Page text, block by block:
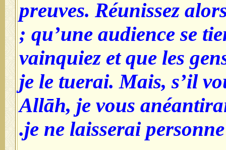
preuves. Réunissez
; qu’une audience se
vainquiez et que les
je le tuerai. Mais, s’il
Allāh, je vous
je ne laisserai personne